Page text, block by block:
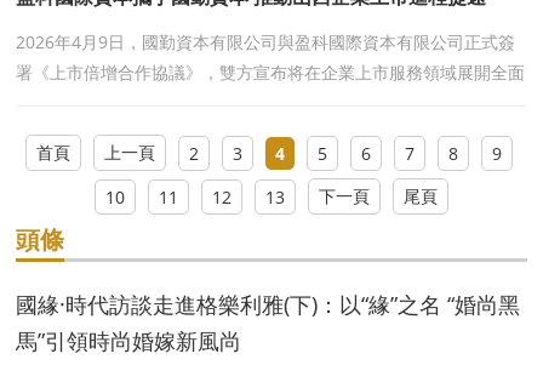
2026年4月9日，國勤資本有限公司與盈科國際資本有限公司正式簽
署《上市倍增合作協議》，雙方宣布将在企業上市服務領域展開全面
首頁 上一頁 2 3 4 5 6 7 8
9
10
11 12 13 下一頁 尾頁
頭條
國緣·時代訪談走進格樂利雅(下)：以“緣”之名 “婚尚黑
馬”引領時尚婚嫁新風尚